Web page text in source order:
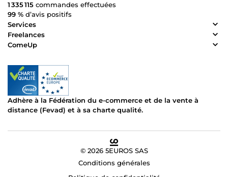
1 335 115 commandes effectuées
99 % d’avis positifs
Services
Freelances
ComeUp
Adhère à la Fédération du e-commerce et de la vente à
distance (Fevad) et à sa charte qualité.
© 2026 5EUROS SAS
Conditions générales